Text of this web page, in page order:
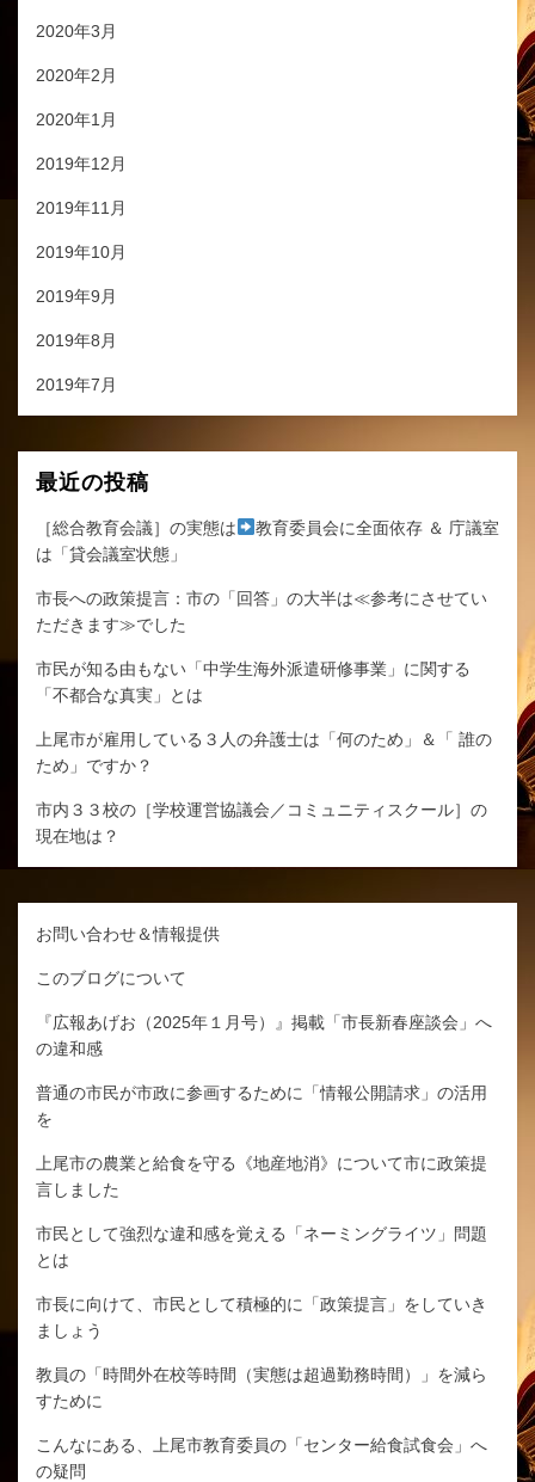
2020年3月
2020年2月
2020年1月
2019年12月
2019年11月
2019年10月
2019年9月
2019年8月
2019年7月
最近の投稿
［総合教育会議］の実態は
教育委員会に全面依存 ＆ 庁議室
は「貸会議室状態」
市長への政策提言：市の「回答」の大半は≪参考にさせてい
ただきます≫でした
市民が知る由もない「中学生海外派遣研修事業」に関する
「不都合な真実」とは
上尾市が雇用している３人の弁護士は「何のため」＆「 誰の
ため」ですか？
市内３３校の［学校運営協議会／コミュニティスクール］の
現在地は？
お問い合わせ＆情報提供
このブログについて
『広報あげお（2025年１月号）』掲載「市長新春座談会」へ
の違和感
普通の市民が市政に参画するために「情報公開請求」の活用
を
上尾市の農業と給食を守る《地産地消》について市に政策提
言しました
市民として強烈な違和感を覚える「ネーミングライツ」問題
とは
市長に向けて、市民として積極的に「政策提言」をしていき
ましょう
教員の「時間外在校等時間（実態は超過勤務時間）」を減ら
すために
こんなにある、上尾市教育委員の「センター給食試食会」へ
の疑問